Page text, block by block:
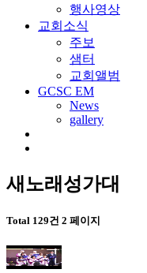
행사영상
교회소식
주보
샘터
교회앨범
GCSC EM
News
gallery
새노래성가대
Total 129건 2 페이지